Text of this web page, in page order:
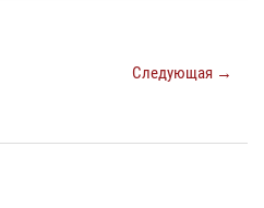
Следующая →